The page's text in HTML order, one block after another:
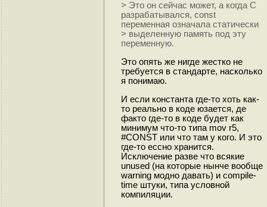
> Это он сейчас может, а когда C
разрабатывался, const
переменная означала статически
> выделенную память под эту
переменную.
Это опять же нигде жестко не
требуется в стандарте, насколько
я понимаю.
И если константа где-то хоть как-
то реально в коде юзается, де
факто где-то в коде будет как
минимум что-то типа mov r5,
#CONST или что там у кого. И это
где-то ессно хранится.
Исключение разве что всякие
unused (на которые нынче вообще
warning модно давать) и compile-
time штуки, типа условной
компиляции.